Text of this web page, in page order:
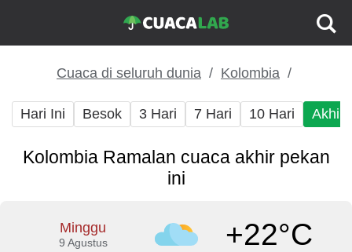
Cuaca di seluruh dunia Kolombia
Hari Ini Besok 3 Hari 7 Hari 10 Hari Akhir
Kolombia Ramalan cuaca akhir pekan
ini
Minggu
9 Agustus +22°C